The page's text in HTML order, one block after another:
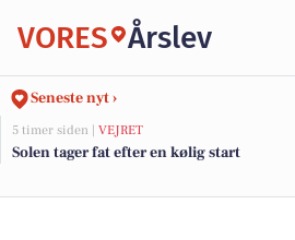
VORES Årslev
Seneste nyt ›
5 timer siden | VEJRET
Solen tager fat efter en kølig start